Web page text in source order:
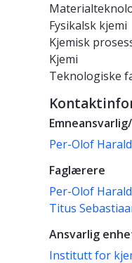
Fysikalsk kjemi
Kjemisk
Kjemi
Teknologiske
Per-Olof
Faglærere
Per-Olof
Titus
Ansvarlig
Institutt for